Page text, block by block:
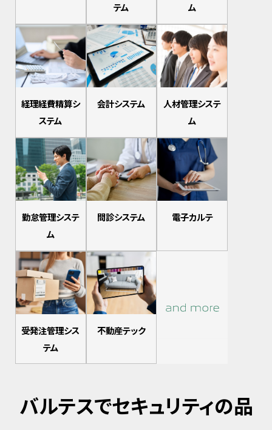
テム
ム
経理経費精算シ
ステム
会計システム
人材管理システ
ム
勤怠管理システ
ム
問診システム 電子カルテ
受発注管理シス
テム
不動産テック
バルテスでセキュリティの品